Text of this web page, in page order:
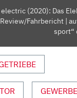
electric (2020): Das
Fahrbericht |
sport“
GEWERBE